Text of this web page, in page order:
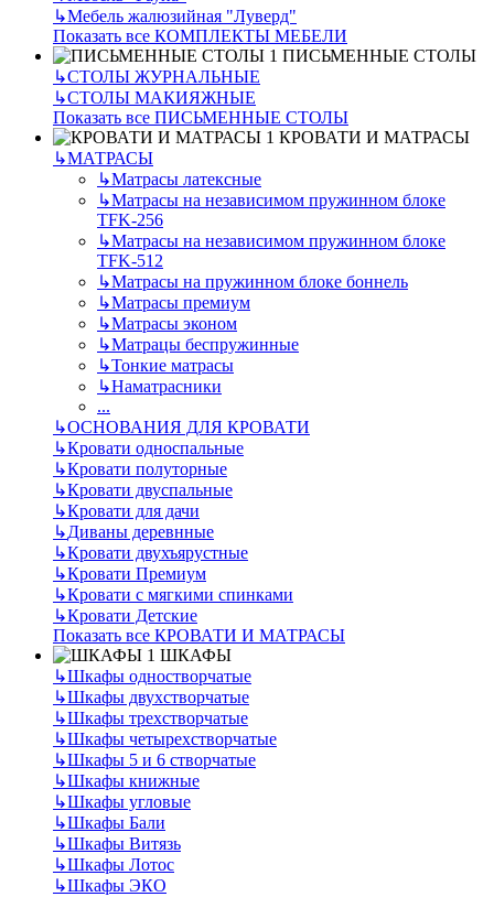
↳Мебель жалюзийная "Луверд"
Показать все КОМПЛЕКТЫ МЕБЕЛИ
ПИСЬМЕННЫЕ СТОЛЫ
↳СТОЛЫ ЖУРНАЛЬНЫЕ
↳СТОЛЫ МАКИЯЖНЫЕ
Показать все ПИСЬМЕННЫЕ СТОЛЫ
КРОВАТИ И МАТРАСЫ
↳МАТРАСЫ
↳Матрасы латексные
↳Матрасы на независимом пружинном блоке
TFK-256
↳Матрасы на независимом пружинном блоке
TFK-512
↳Матрасы на пружинном блоке боннель
↳Матрасы премиум
↳Матрасы эконом
↳Матрацы беспружинные
↳Тонкие матрасы
↳Наматрасники
...
↳ОСНОВАНИЯ ДЛЯ КРОВАТИ
↳Кровати односпальные
↳Кровати полуторные
↳Кровати двуспальные
↳Кровати для дачи
↳Диваны деревнные
↳Кровати двухъярустные
↳Кровати Премиум
↳Кровати с мягкими спинками
↳Кровати Детские
Показать все КРОВАТИ И МАТРАСЫ
ШКАФЫ
↳Шкафы одностворчатые
↳Шкафы двухстворчатые
↳Шкафы трехстворчатые
↳Шкафы четырехстворчатые
↳Шкафы 5 и 6 створчатые
↳Шкафы книжные
↳Шкафы угловые
↳Шкафы Бали
↳Шкафы Витязь
↳Шкафы Лотос
↳Шкафы ЭКО